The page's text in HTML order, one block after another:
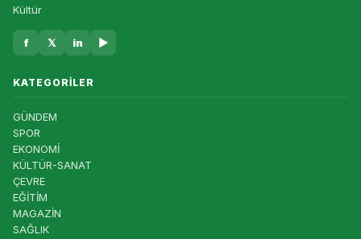
Kültür
f 𝕏 in ▶
KATEGORILER
GÜNDEM
SPOR
EKONOMİ
KÜLTÜR-SANAT
ÇEVRE
EĞİTİM
MAGAZİN
SAĞLIK